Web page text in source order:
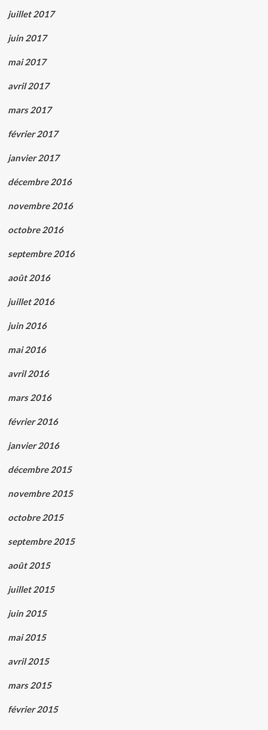
juillet 2017
juin 2017
mai 2017
avril 2017
mars 2017
février 2017
janvier 2017
décembre 2016
novembre 2016
octobre 2016
septembre 2016
août 2016
juillet 2016
juin 2016
mai 2016
avril 2016
mars 2016
février 2016
janvier 2016
décembre 2015
novembre 2015
octobre 2015
septembre 2015
août 2015
juillet 2015
juin 2015
mai 2015
avril 2015
mars 2015
février 2015